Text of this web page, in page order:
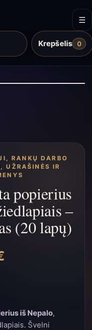
☰
Krepšelis 0
,RANKŲ DARBO
,UŽRAŠINĖS IR
popierius
–
(20 lapų)
iš Nepalo,
Švelni